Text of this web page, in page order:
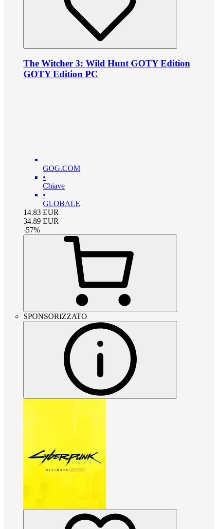
The Witcher 3: Wild Hunt GOTY Edition
GOTY Edition PC
GOG.COM
•
Chiave
•
GLOBALE
14.83 EUR
34.89 EUR
-57%
SPONSORIZZATO